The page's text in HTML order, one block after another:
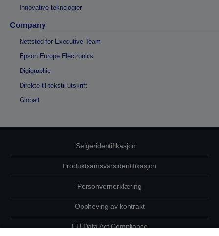
Innovative teknologier
Company
Nettsted for Executive Team
Epson Europe Electronics
Digigraphie
Direkte-til-tekstil-utskrift
Globalt
Selgeridentifikasjon
Produktsamsvarsidentifikasjon
Personvernerklæring
Oppheving av kontrakt
EU Data Act Compliance